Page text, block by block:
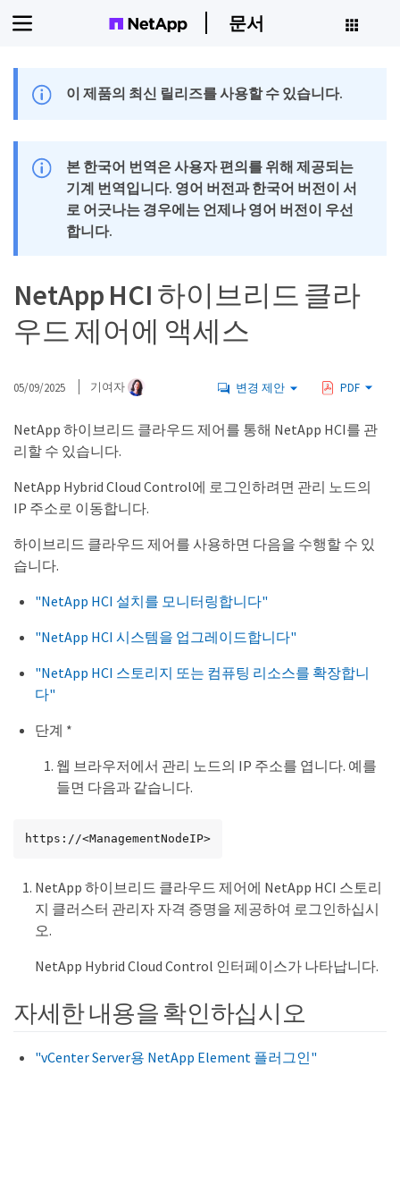
문서
이 제품의 최신 릴리즈를 사용할 수 있습니다.
본 한국어 번역은 사용자 편의를 위해 제공되는
기계 번역입니다. 영어 버전과 한국어 버전이 서
로 어긋나는 경우에는 언제나 영어 버전이 우선
합니다.
NetApp HCI 하이브리드 클라
우드 제어에 액세스
05/09/2025 기여자 변경 제안 PDF
NetApp 하이브리드 클라우드 제어를 통해 NetApp HCI를 관
리할 수 있습니다.
NetApp Hybrid Cloud Control에 로그인하려면 관리 노드의
IP 주소로 이동합니다.
하이브리드 클라우드 제어를 사용하면 다음을 수행할 수 있
습니다.
"NetApp HCI 설치를 모니터링합니다"
"NetApp HCI 시스템을 업그레이드합니다"
"NetApp HCI 스토리지 또는 컴퓨팅 리소스를 확장합니
다"
단계 *
웹 브라우저에서 관리 노드의 IP 주소를 엽니다. 예를
들면 다음과 같습니다.
https://<ManagementNodeIP>
NetApp 하이브리드 클라우드 제어에 NetApp HCI 스토리
지 클러스터 관리자 자격 증명을 제공하여 로그인하십시
오.
NetApp Hybrid Cloud Control 인터페이스가 나타납니다.
자세한 내용을 확인하십시오
"vCenter Server용 NetApp Element 플러그인"